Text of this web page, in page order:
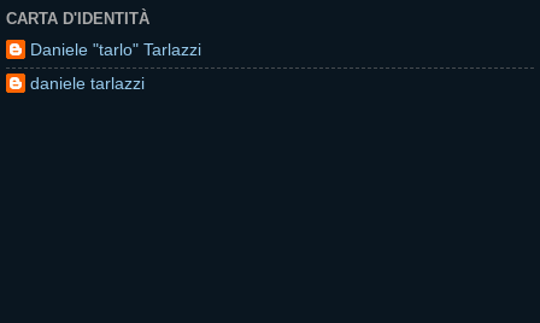
CARTA D'IDENTITÀ
Daniele "tarlo" Tarlazzi
daniele tarlazzi